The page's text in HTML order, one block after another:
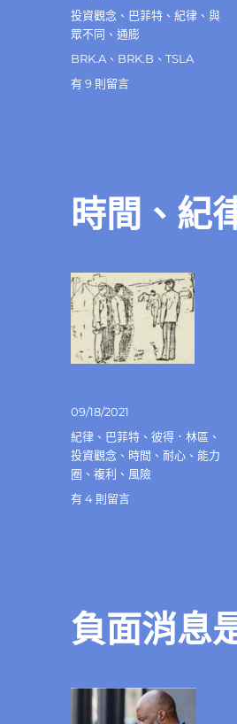
佈
日
分
類
投資觀念 、 巴菲特 、紀律 、與
眾不同 、通膨
標
籤
BRK.A 、 BRK.B 、TSLA
在
生
活，
您
所
想
的
愜
有 9 則留言
時間、紀
發
佈
日
期:
09/18/2021
分
類
紀律 、 巴菲特 、彼得．林區 、
投資觀念 、 時間 、耐心 、 能力
圈 、複利 、 風險
在
耐
心
是
有 4 則留言
負面消息